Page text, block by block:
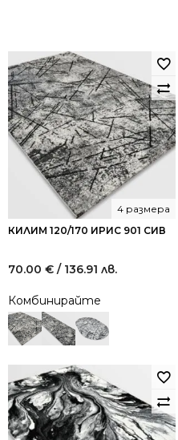
КИЛИМ 120/170 ИРИС 901 СИВ
4 размера
70.00 € / 136.91 лв.
Комбинирайте